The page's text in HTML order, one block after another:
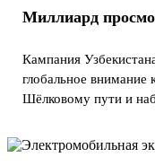
Миллиард
Кампания
глобальное внимание
Шёлковому пути и